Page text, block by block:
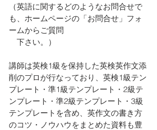
（英語に関するどのようなお問合せで
も、ホームページの「お問合せ」フォ
ームからご質問
下さい。）
講師は英検1級を保持した英検英作文添
削のプロが行なっており、英検1級テン
プレート・準1級テンプレート・2級テ
ンプレート・準2級テンプレート・3級
テンプレートを含め、英作文の書き方
のコツ・ノウハウをまとめた資料も豊